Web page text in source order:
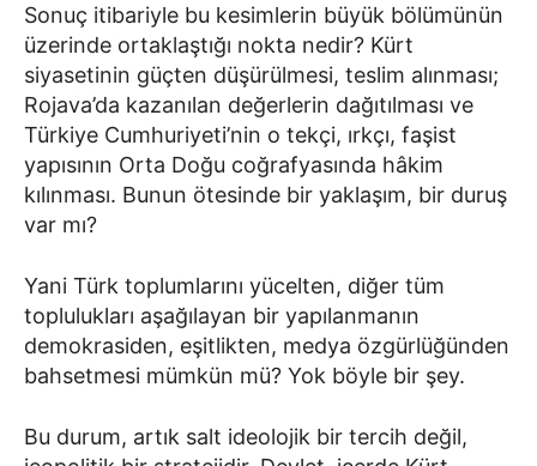
Sonuç itibariyle bu kesimlerin büyük bölümünün
üzerinde ortaklaştığı nokta nedir? Kürt
siyasetinin güçten düşürülmesi, teslim alınması;
Rojava’da kazanılan değerlerin dağıtılması ve
Türkiye Cumhuriyeti’nin o tekçi, ırkçı, faşist
yapısının Orta Doğu coğrafyasında hâkim
kılınması. Bunun ötesinde bir yaklaşım, bir duruş
var mı?
Yani Türk toplumlarını yücelten, diğer tüm
toplulukları aşağılayan bir yapılanmanın
demokrasiden, eşitlikten, medya özgürlüğünden
bahsetmesi mümkün mü? Yok böyle bir şey.
Bu durum, artık salt ideolojik bir tercih değil,